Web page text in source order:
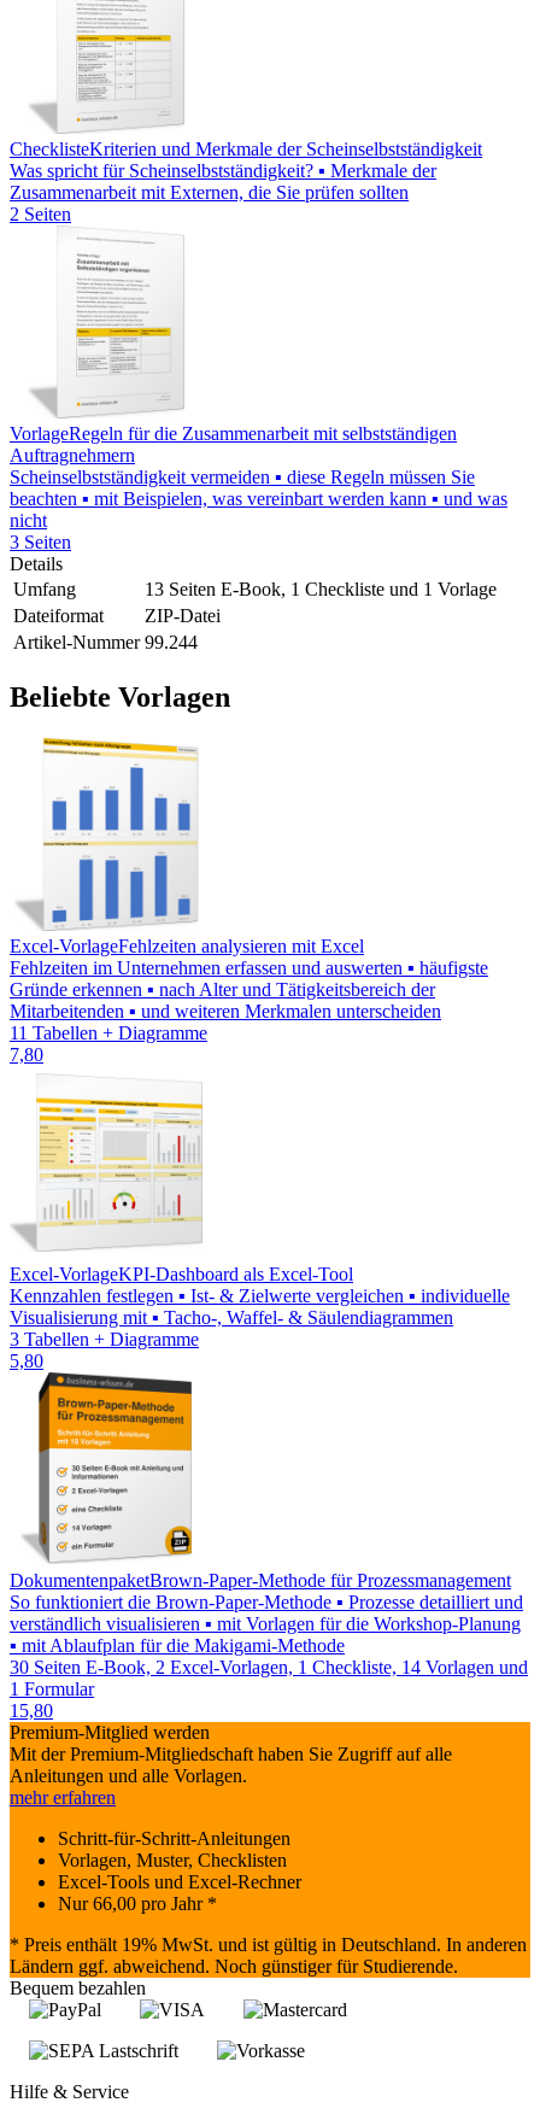
ChecklisteKriterien und Merkmale der Scheinselbstständigkeit
Was spricht für Scheinselbstständigkeit? ▪ Merkmale der
Zusammenarbeit mit Externen, die Sie prüfen sollten
2 Seiten
VorlageRegeln für die Zusammenarbeit mit selbstständigen
Auftragnehmern
Scheinselbstständigkeit vermeiden ▪ diese Regeln müssen Sie
beachten ▪ mit Beispielen, was vereinbart werden kann ▪ und was
nicht
3 Seiten
Details
Umfang
13 Seiten E-Book, 1 Checkliste und 1 Vorlage
Dateiformat
ZIP-Datei
Artikel-Nummer 99.244
Beliebte Vorlagen
Excel-VorlageFehlzeiten analysieren mit Excel
Fehlzeiten im Unternehmen erfassen und auswerten ▪ häufigste
Gründe erkennen ▪ nach Alter und Tätigkeitsbereich der
Mitarbeitenden ▪ und weiteren Merkmalen unterscheiden
11 Tabellen + Diagramme
7,80
Excel-VorlageKPI-Dashboard als Excel-Tool
Kennzahlen festlegen ▪ Ist- & Zielwerte vergleichen ▪ individuelle
Visualisierung mit ▪ Tacho-, Waffel- & Säulendiagrammen
3 Tabellen + Diagramme
5,80
DokumentenpaketBrown-Paper-Methode für Prozessmanagement
So funktioniert die Brown-Paper-Methode ▪ Prozesse detailliert und
verständlich visualisieren ▪ mit Vorlagen für die Workshop-Planung
▪ mit Ablaufplan für die Makigami-Methode
30 Seiten E-Book, 2 Excel-Vorlagen, 1 Checkliste, 14 Vorlagen und
1 Formular
15,80
Premium-Mitglied werden
Mit der Premium-Mitgliedschaft haben Sie Zugriff auf alle
Anleitungen und alle Vorlagen.
mehr erfahren
Schritt-für-Schritt-Anleitungen
Vorlagen, Muster, Checklisten
Excel-Tools und Excel-Rechner
Nur66,00 pro Jahr *
* Preis enthält 19% MwSt. und ist gültig in Deutschland. In anderen
Ländern ggf. abweichend. Noch günstiger für Studierende.
Bequem bezahlen
Hilfe & Service